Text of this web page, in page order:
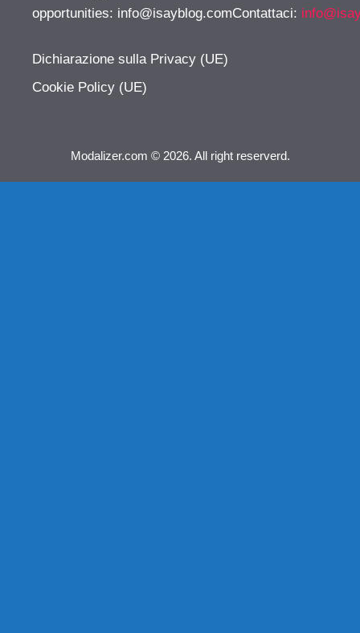
opportunities: info@isayblog.comContattaci:
Dichiarazione sulla Privacy (UE)
Cookie Policy (UE)
Modalizer.com © 2026. All right reserverd.